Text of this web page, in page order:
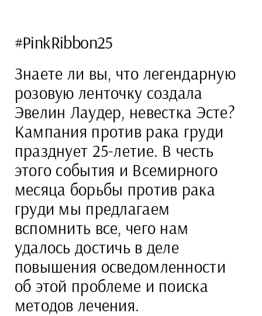
#PinkRibbon25
Знаете ли вы, что легендарную
розовую ленточку создала
Эвелин Лаудер, невестка Эсте?
Кампания против рака груди
празднует 25-летие. В честь
этого события и Всемирного
месяца борьбы против рака
груди мы предлагаем
вспомнить все, чего нам
удалось достичь в деле
повышения осведомленности
об этой проблеме и поиска
методов лечения.